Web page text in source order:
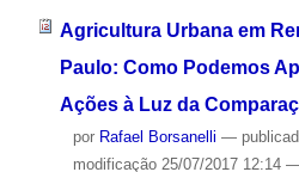
Agricultura Urbana em
Paulo: Como Podemos
Ações à Luz da
por Rafael Borsanelli —
modificação25/07/2017 12:14 —